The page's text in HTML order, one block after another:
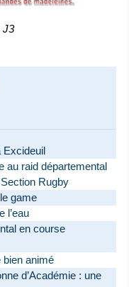
J3
au raid départemental
Rugby
game
l’eau
en course
bien animé
d’Académie : une